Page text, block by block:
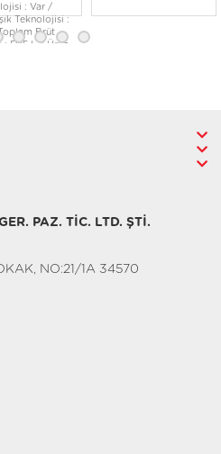
: Var /
Teknolojisi :
Brüt
: 505 L / Ürün
PAZ. TİC. LTD. ŞTİ.
NO:21/1A 34570